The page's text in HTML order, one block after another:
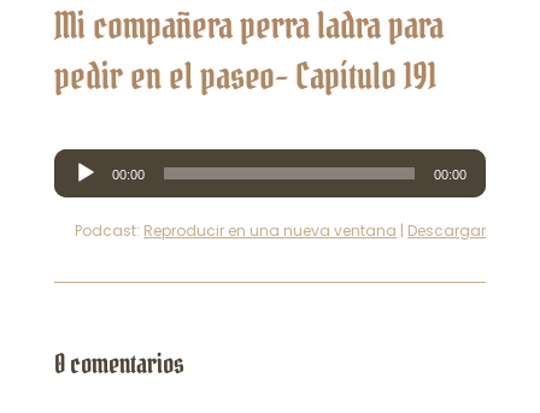
Mi compañera perra ladra para
pedir en el paseo- Capítulo 191
Reproductor
de
audio
00:00 00:00
Podcast: Reproducir en una nueva ventana | Descargar
0 comentarios